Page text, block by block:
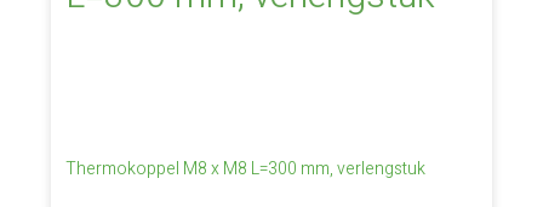
Thermokoppel M8 x M8 L=300 mm, verlengstuk